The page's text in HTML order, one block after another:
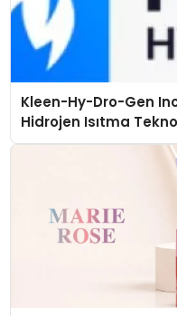
Kleen-Hy-Dro-Gen
Hidrojen Isıtma
Düzenleyici